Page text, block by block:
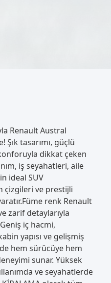
Renault Austral
tasarımı, güçlü
dikkat çeken
iş seyahatleri, aile
ideal SUV
çizgileri ve prestijli
renk Renault
zarif detaylarıyla
iç hacmi,
yapısı ve gelişmiş
hem sürücüye hem
sunar. Yüksek
ve seyahatlerde